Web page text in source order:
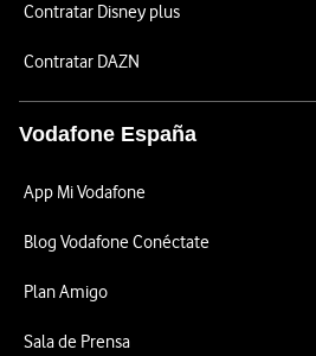
Contratar Disney plus
Contratar DAZN
Vodafone España
App Mi Vodafone
Blog Vodafone Conéctate
Plan Amigo
Sala de Prensa